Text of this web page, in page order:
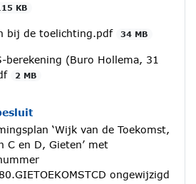
KB
bij de toelichting.pdf 34 MB
berekening (Buro Hollema, 31
2 MB
‘Wijk van de Toekomst,
C en D, Gieten’ met
ongewijzigd